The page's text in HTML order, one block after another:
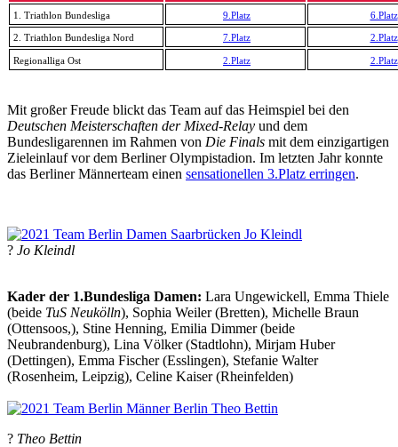
1. Triathlon Bundesliga 9.Platz 6.Platz
2. Triathlon Bundesliga Nord 7.Platz 2.Platz
Regionalliga Ost 2.Platz 2.Platz
Mit großer Freude blickt das Team auf das Heimspiel bei den
Deutschen Meisterschaften der Mixed-Relay und dem
Bundesligarennen im Rahmen von Die Finals mit dem einzigartigen
Zieleinlauf vor dem Berliner Olympistadion. Im letzten Jahr konnte
das Berliner Männerteam einen sensationellen 3.Platz erringen.
? Jo Kleindl
Kader der 1.Bundesliga Damen: Lara Ungewickell, Emma Thiele
(beide TuS Neukölln), Sophia Weiler (Bretten), Michelle Braun
(Ottensoos,), Stine Henning, Emilia Dimmer (beide
Neubrandenburg), Lina Völker (Stadtlohn), Mirjam Huber
(Dettingen), Emma Fischer (Esslingen), Stefanie Walter
(Rosenheim, Leipzig), Celine Kaiser (Rheinfelden)
? Theo Bettin